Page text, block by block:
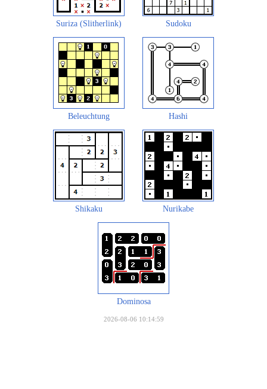
Suriza (Slitherlink) Sudoku
Beleuchtung Hashi
Shikaku Nurikabe
Dominosa
2026-08-06 10:14:59